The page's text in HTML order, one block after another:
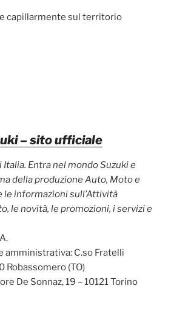
capillarmente sul territorio
– sito ufficiale
Entra nel mondo Suzuki e
della produzione Auto, Moto e
le informazioni sull’Attività
le novità, le promozioni, i servizi e
amministrativa: C.so Fratelli
Robassomero (TO)
De Sonnaz, 19 – 10121 Torino